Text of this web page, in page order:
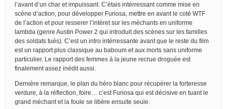
l’avant d’un char et impuissant. C’étais intérressant comme mise en
scène d’action, pour développer Furiosa, mettre en avant le coté WTF
de l’action et pour resserer l’intéret sur les méchants en uniforme
lambda (genre Austin Power 2 qui introduit des scènes sur les familles
des soldats tués). C’est un intro intérressante avant que le reste du film
est un rapport plus classique au baboum et aux morts sans uniforme
particulier. Le rapport des femmes à la jeune recrue droguée est
finalement assez inédit aussi.
Dernière remarque, le plan du héro blanc pour récupérer la forteresse
verdure, à la réflection, foire… c’est Furiosa qui est décisive en tuant le
grand méchant et la foule se libère ensuite seule.